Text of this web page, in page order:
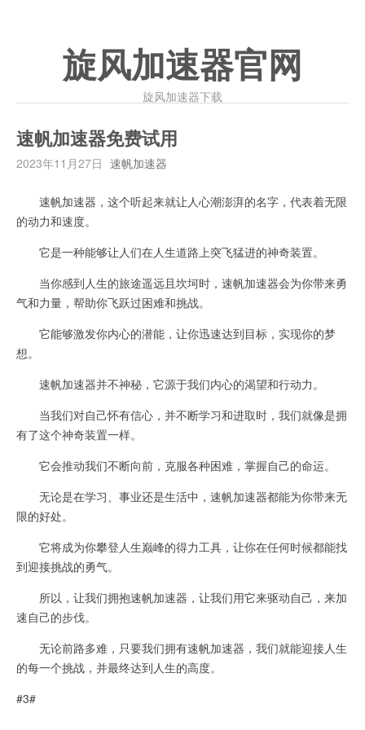
旋风加速器官网
旋风加速器下载
速帆加速器免费试用
2023年11月27日 速帆加速器
速帆加速器，这个听起来就让人心潮澎湃的名字，代表着无限
的动力和速度。
它是一种能够让人们在人生道路上突飞猛进的神奇装置。
当你感到人生的旅途遥远且坎坷时，速帆加速器会为你带来勇
气和力量，帮助你飞跃过困难和挑战。
它能够激发你内心的潜能，让你迅速达到目标，实现你的梦
想。
速帆加速器并不神秘，它源于我们内心的渴望和行动力。
当我们对自己怀有信心，并不断学习和进取时，我们就像是拥
有了这个神奇装置一样。
它会推动我们不断向前，克服各种困难，掌握自己的命运。
无论是在学习、事业还是生活中，速帆加速器都能为你带来无
限的好处。
它将成为你攀登人生巅峰的得力工具，让你在任何时候都能找
到迎接挑战的勇气。
所以，让我们拥抱速帆加速器，让我们用它来驱动自己，来加
速自己的步伐。
无论前路多难，只要我们拥有速帆加速器，我们就能迎接人生
的每一个挑战，并最终达到人生的高度。
#3#